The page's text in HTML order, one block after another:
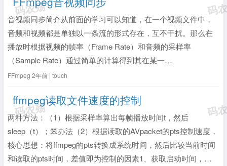
音视频同步简介从前面的学习可以知道，在一个视频文件中，
音频和视频都是单独以一条流的形式存在，互不干扰。那么在
播放时根据视频的帧率（Frame Rate）和音频的采样率
（Sample Rate）通过简单的计算得到其在某一
Frame（Sample）的播放时间分别播放，**理论**上应该是同步
能出现音...全文》
FFmpeg 2年前 | touch
ffmpeg读取文件速度的控制
两种方法：（1）根据采样率算出每帧播放时间t，然后
sleep（t）；笨办法（2）根据读取的AVpacket的pts控制速度，
核心思想：将ffmpeg的pts转换成系统时间，然后比较当前时间
和读取的pts时间，差值即为控制的因素1、获取启动时间，